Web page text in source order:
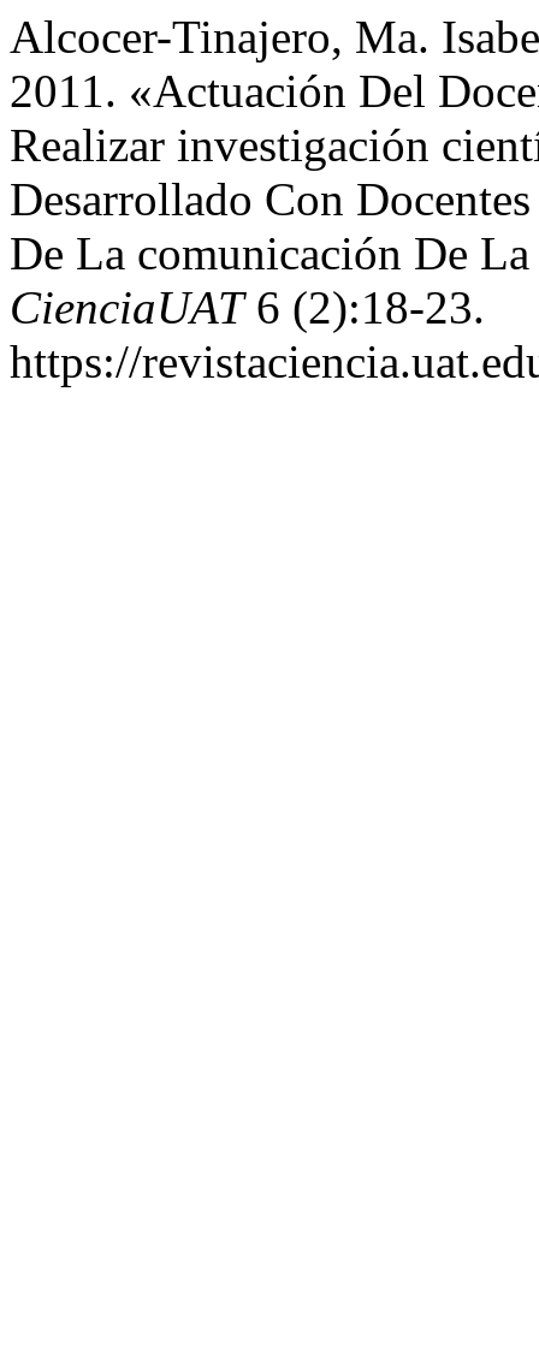
Alcocer-Tinajero, Ma.
2011. «Actuación Del
Realizar investigación
Desarrollado Con
De La comunicación De
CienciaUAT6 (2):18-23.
https://